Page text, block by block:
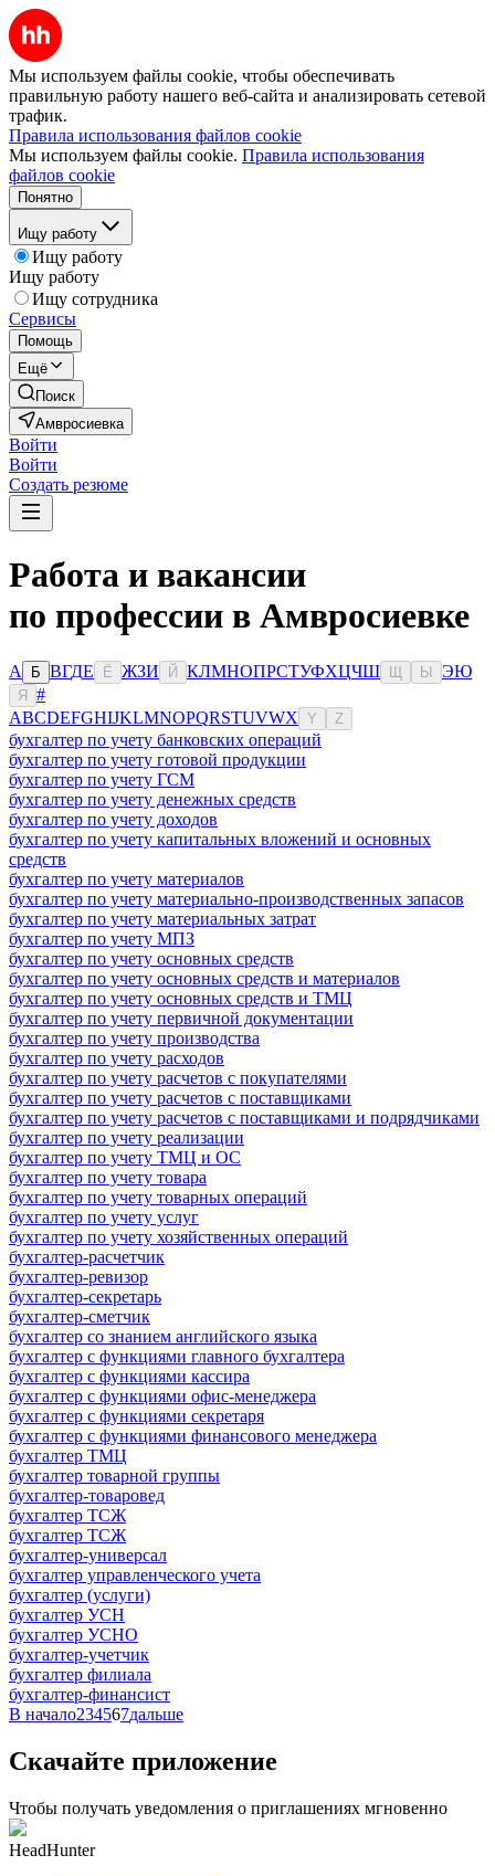
Мы используем файлы cookie, чтобы обеспечивать
правильную работу нашего веб-сайта и анализировать сетевой
трафик.
Правила использования файлов cookie
Мы используем файлы cookie. Правила использования
файлов cookie
Понятно
Ищу работу
Ищу работу
Ищу работу
Ищу сотрудника
Сервисы
Помощь
Ещё
Поиск
Амвросиевка
Войти
Войти
Создать резюме
Работа и вакансии
по профессии в Амвросиевке
А Б ВГДЕ Ё ЖЗИ Й КЛМНОПРСТУФХЦЧШ Ы ЭЮ
Я
#
ABCDEFGHIJKLMNOPQRSTUVWX Y Z
бухгалтер по учету банковских операций
бухгалтер по учету готовой продукции
бухгалтер по учету ГСМ
бухгалтер по учету денежных средств
бухгалтер по учету доходов
бухгалтер по учету капитальных вложений и основных
средств
бухгалтер по учету материалов
бухгалтер по учету материально-производственных запасов
бухгалтер по учету материальных затрат
бухгалтер по учету МПЗ
бухгалтер по учету основных средств
бухгалтер по учету основных средств и материалов
бухгалтер по учету основных средств и ТМЦ
бухгалтер по учету первичной документации
бухгалтер по учету производства
бухгалтер по учету расходов
бухгалтер по учету расчетов с покупателями
бухгалтер по учету расчетов с поставщиками
бухгалтер по учету расчетов с поставщиками и подрядчиками
бухгалтер по учету реализации
бухгалтер по учету ТМЦ и ОС
бухгалтер по учету товара
бухгалтер по учету товарных операций
бухгалтер по учету услуг
бухгалтер по учету хозяйственных операций
бухгалтер-расчетчик
бухгалтер-ревизор
бухгалтер-секретарь
бухгалтер-сметчик
бухгалтер со знанием английского языка
бухгалтер с функциями главного бухгалтера
бухгалтер с функциями кассира
бухгалтер с функциями офис-менеджера
бухгалтер с функциями секретаря
бухгалтер с функциями финансового менеджера
бухгалтер ТМЦ
бухгалтер товарной группы
бухгалтер-товаровед
бухгалтер ТСЖ
бухгалтер ТСЖ
бухгалтер-универсал
бухгалтер управленческого учета
бухгалтер (услуги)
бухгалтер УСН
бухгалтер УСНО
бухгалтер-учетчик
бухгалтер филиала
бухгалтер-финансист
В начало234567дальше
Скачайте приложение
Чтобы получать уведомления о приглашениях мгновенно
HeadHunter